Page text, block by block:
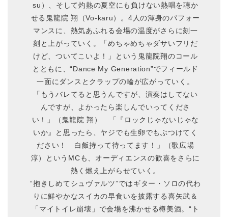
su）、そして灼熱の夏空にも負けない熱唱を聴か
せる鬼龍院 翔（Vo-karu）。4人の渾身のパフォー
マンスに、熱気あふれる会場の温度がさらに刻一
刻と上がっていく。「めちゃめちゃダサいフリだ
けど、ついてこいよ！」という鬼龍院翔のコール
とともに、“Dance My Generation”でフィールド
一面にダンスとクラップの輪が広がっていく。
「もうバレてると思うんですが、演奏はしてない
んですが、よかったら楽しんでいってくださ
い！」（鬼龍院 翔） 「『ロックじゃないじゃな
いか』と思ったら、ヤジでも生卵でもぶつけてく
ださい！ 白飯持って待ってます！」（歌広場
淳）というMCも、オーディエンスの歓喜をさらに
熱く燃え上がらせていく。
“抱きしめてシュヴァルツ”ではギター・ソロの代わ
りに鮮やかなスイカの早食いを披露する喜矢武＆
「マイトイレ崩壊」で会場を沸かせる樽美酒。“ト